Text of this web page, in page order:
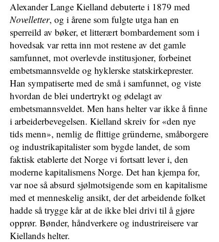
Alexander Lange Kielland debuterte i 1879 med
Novelletter, og i årene som fulgte utga han en
sperreild av bøker, et litterært bombardement som i
hovedsak var retta inn mot restene av det gamle
samfunnet, mot overlevde institusjoner, forbeinet
embetsmannsvelde og hyklerske statskirkeprester.
Han sympatiserte med de små i samfunnet, og viste
hvordan de blei undertrykt og ødelagt av
embetsmannsveldet. Men hans helter var ikke å finne
i arbeiderbevegelsen. Kielland skreiv for «den nye
tids menn», nemlig de flittige gründerne, småborgere
og industrikapitalister som bygde landet, de som
faktisk etablerte det Norge vi fortsatt lever i, den
moderne kapitalismens Norge. Det han kjempa for,
var noe så absurd sjølmotsigende som en kapitalisme
med et menneskelig ansikt, der det arbeidende folket
hadde så trygge kår at de ikke blei drivi til å gjøre
opprør. Bønder, håndverkere og industrireisere var
Kiellands helter.